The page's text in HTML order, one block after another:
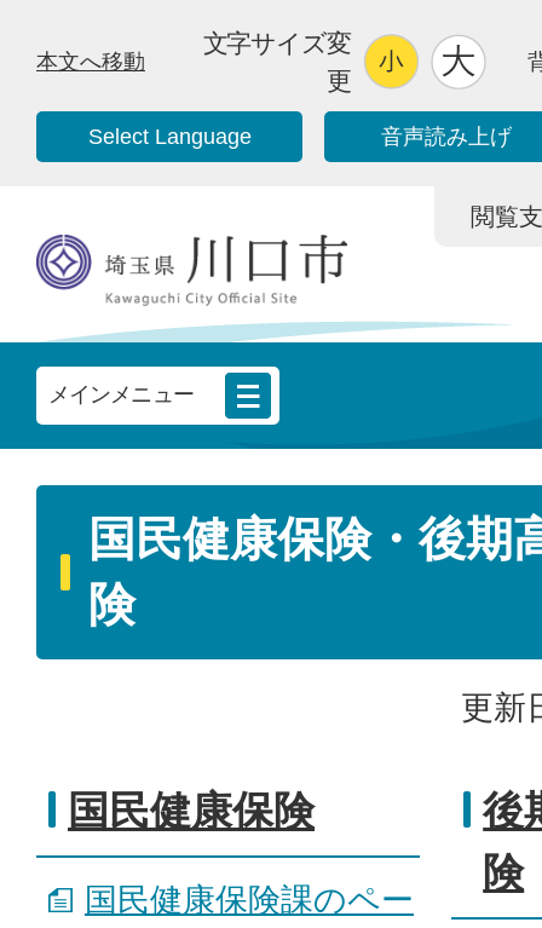
本文へ移動
文字サイズ変
更
Select Language 音声読み上げ
閲覧
メインメニュー
国民健康保険・後期
険
更新
国民健康保険
国民健康保険課のペー
後
険